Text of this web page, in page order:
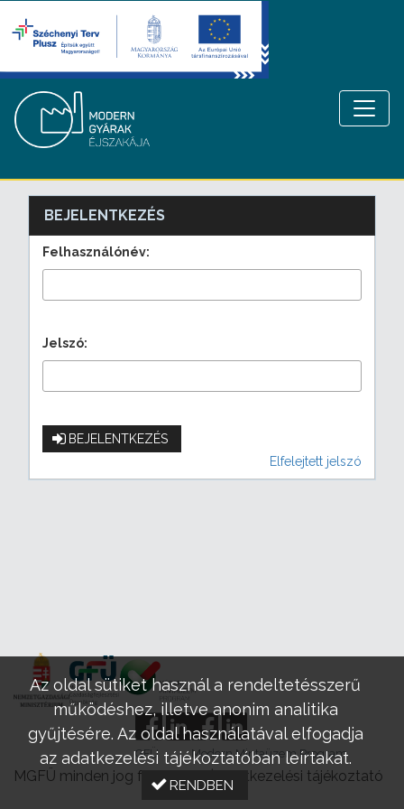
BEJELENTKEZÉS
Felhasználónév:
Jelszó:
BEJELENTKEZÉS
Elfelejtett jelszó
GFÜ Modern Mintaüzem Program
MGFÜ minden jog fenntartva |Adatkezelési tájékoztató
Az oldal sütiket használ a rendeltetésszerű
működéshez, illetve anonim analitika
gyűjtésére. Az oldal használatával elfogadja
az adatkezelési tájékoztatóban leírtakat.
RENDBEN